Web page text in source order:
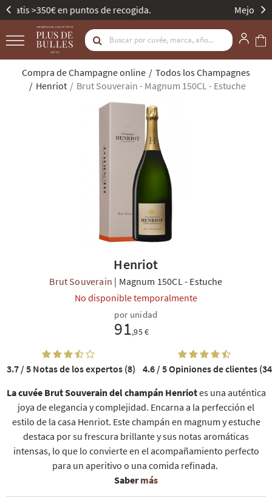
Mejor Bodega de Champagne - Gault & Millau.
Compra de Champagne online
Todos los Champagnes
Henriot
Brut Souverain - Magnum 150CL - Estuche
Henriot
Brut Souverain | Magnum 150CL- Estuche
No disponible temporalmente
La cuvée Brut Souverain del champán Henriotes una auténtica
joya de elegancia y complejidad. Encarna a la perfección el
estilo de la casa Henriot. Este champán en magnum y estuche
destaca por su frescura brillante y sus notas aromáticas
intensas, lo que lo convierte en el acompañamiento perfecto
para un aperitivo o una comida refinada.
Sabermás
por unidad
91,95 €
3.7 / 5 Notas de los expertos (8) 4.6 / 5Opiniones de clientes